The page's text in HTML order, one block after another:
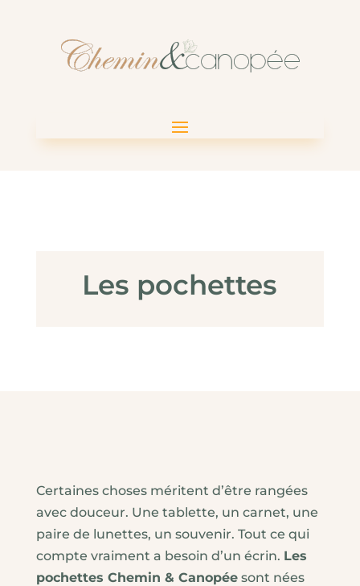
Les pochettes
Certaines choses méritent d’être rangées
avec douceur. Une tablette, un carnet, une
paire de lunettes, un souvenir. Tout ce qui
compte vraiment a besoin d’un écrin. Les
pochettes Chemin & Canopéesont nées